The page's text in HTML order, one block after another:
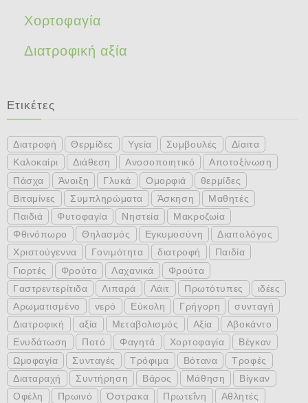
Χορτοφαγία
Διατροφική αξία
Ετικέτες
Διατροφή Θερμίδες Υγεία Συμβουλές
Δίαιτα
Καλοκαίρι
Διάθεση Ανοσοποιητικό
Αποτοξίνωση
Πάσχα
Άνοιξη Γλυκά Ομορφιά
θερμίδες
Βιταμίνες
Συμπληρώματα Άσκηση
Μαθητές
Παιδιά
Φυτοφαγία Νηστεία
Μακροζωία
Φθινόπωρο
Θηλασμός Εγκυμοσύνη
Διαιτολόγος
Χριστούγεννα
Γονιμότητα διατροφή
Παιδία
Γιορτές
Φρούτο Λαχανικά
Φρούτα
Γαστρεντερίτιδα
Λιπαρά Λάιτ Πρωτότυπες
ιδέες
Αρωματισμένο
νερό Εύκολη Γρήγορη
συνταγή
Διατροφική
αξία Μεταβολισμός Αξία
Αβοκάντο
Ενυδάτωση
Ποτό Φαγητά Χορτοφαγία
Βέγκαν
Ωμοφαγία
Συνταγές Τρόφιμα Βότανα
Τροφές
Διαταραχή
Συντήρηση Βάρος Μάθηση
Βίγκαν
Οφέλη
Πρωινό Όστρακα Πρωτεΐνη
Αθλητές